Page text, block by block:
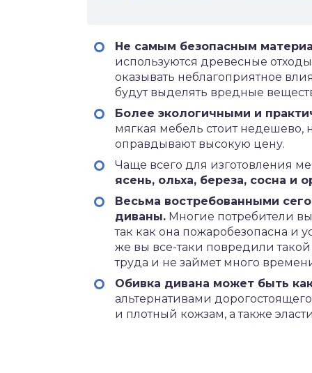
Не самым безопасным
используются древесные
оказывать неблагоприятное
будут выделять вредные
Более экологичными и
мягкая мебель стоит недешево,
оправдывают высокую цену.
Чаще всего для изготовления
ясень, ольха, береза, сосна и
Весьма востребованными
диваны. Многие потребители
так как она пожаробезопасна и
же вы все-таки повредили такой
труда и не займет много
Обивка дивана может быть
альтернативами
и плотный кожзам, а также